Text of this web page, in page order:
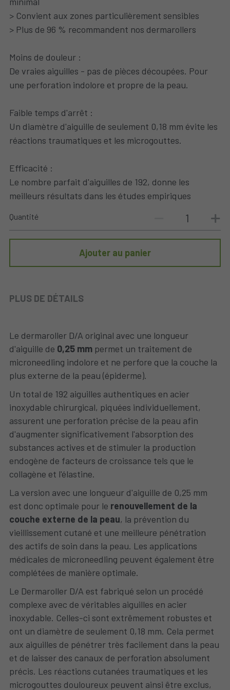
> Convient aux zones particulièrement sensibles
> Plus de 96 % recommandent nos dermarollers
Moins de douleur :
De vraies aiguilles - pas de pièces découpées. Pour
une perforation indolore et propre de la peau.
Faible temps d'arrêt :
Un diamètre d'aiguille de seulement 0,18 mm évite les
réactions traumatiques et les microgouttes.
Efficacité :
Le nombre parfait d'aiguilles de 192, donne les
meilleurs résultats dans les études empiriques
Quantité
Ajouter au panier
PLUS DE DÉTAILS
Le dermaroller D/A original avec une longueur
d'aiguille de 0,25 mm permet un traitement de
microneedling indolore et ne perfore que la couche la
plus externe de la peau (épiderme).
Un total de 192 aiguilles authentiques en acier
inoxydable chirurgical, piquées individuellement,
assurent une perforation précise de la peau afin
d'augmenter significativement l'absorption des
substances actives et de stimuler la production
endogène de facteurs de croissance tels que le
collagène et l'élastine.
La version avec une longueur d'aiguille de 0,25 mm
est donc optimale pour le renouvellement de la
couche externe de la peau, la prévention du
vieillissement cutané et une meilleure pénétration
des actifs de soin dans la peau. Les applications
médicales de microneedling peuvent également être
complétées de manière optimale.
Le Dermaroller D/A est fabriqué selon un procédé
complexe avec de véritables aiguilles en acier
inoxydable. Celles-ci sont extrêmement robustes et
ont un diamètre de seulement 0,18 mm. Cela permet
aux aiguilles de pénétrer très facilement dans la peau
et de laisser des canaux de perforation absolument
précis. Les réactions cutanées traumatiques et les
microgouttes douloureux peuvent ainsi être exclus,